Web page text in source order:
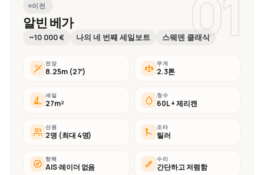
01
이전
알빈 베가
~10 000 € 나의 네 번째 세일보트 스웨덴 클래식
전장
8.25m (27′)
무게
2.3톤
세일
27m²
청수
60L + 제리캔
선원
2명 (최대 4명)
조타
틸러
항해
AIS·레이더 없음
수리
간단하고 저렴함